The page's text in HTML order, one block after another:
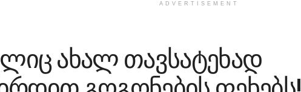
ADVERTISEMENT
ახალ თავსატეხად